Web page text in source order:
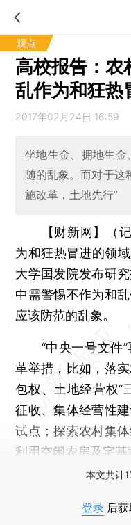
观点
高校报告：农
乱作为和狂热
2017年02月24日 16:59
坐地生金、拥地生
随的乱象。而对于这
施改革，土地先行”
【财新网】（
为和狂热冒进的领
大学国发院发布研
中需警惕不作为和
应该防范的乱象。
“中央一号文件”
革举措，比如，落
包权、土地经营权“
征收、集体经营性
试点；探索农村集
利用空闲农房及宅基
本文共计
登录 后